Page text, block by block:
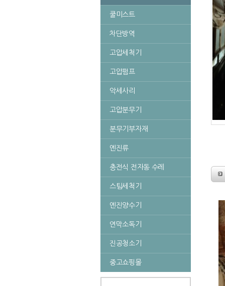
쿨미스트
차단방역
고압세척기
고압펌프
악세사리
고압분무기
분무기부자재
엔진류
충전식 전자동 수레
스팀세척기
엔진양수기
연막소독기
진공청소기
중고쇼핑몰